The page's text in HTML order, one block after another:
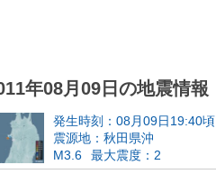
年08月09日の地震情報
発生時刻：08月09日19:40頃
震源地：秋田県沖
M3.6
最大震度：2